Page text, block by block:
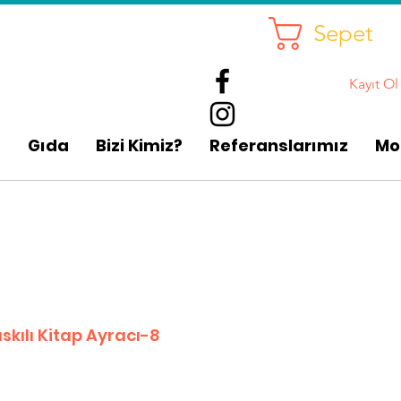
Gıda Bizi Kimiz? Referanslarımız
Sepet
Kayıt Ol
Kitap Ayracı-8